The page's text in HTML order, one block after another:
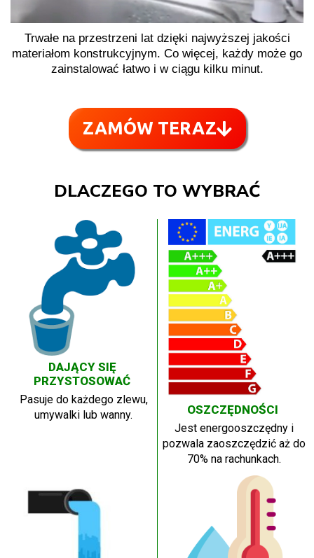
Trwałe na przestrzeni lat dzięki najwyższej jakości
materiałom konstrukcyjnym. Co więcej, każdy może go
zainstalować łatwo i w ciągu kilku minut.
ZAMÓW TERAZ
DLACZEGO TO WYBRAĆ
DAJĄCY SIĘ
PRZYSTOSOWAĆ
Pasuje do każdego zlewu,
umywalki lub wanny.
OSZCZĘDNOŚCI
Jest energooszczędny i
pozwala zaoszczędzić aż do
70% na rachunkach.